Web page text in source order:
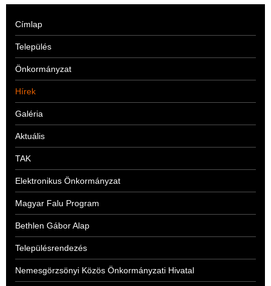
Címlap
Település
Önkormányzat
Hírek
Galéria
Aktuális
TAK
Elektronikus Önkormányzat
Magyar Falu Program
Bethlen Gábor Alap
Településrendezés
Nemesgörzsönyi Közös Önkormányzati Hivatal